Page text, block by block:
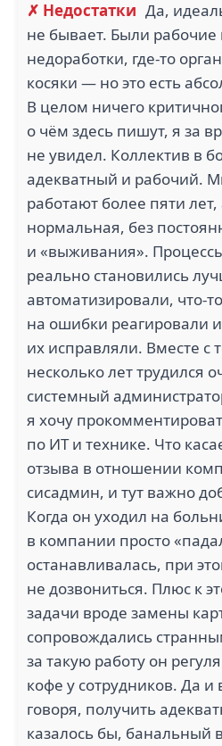
✗ Недостатки Да,
не бывает. Были рабочие
недоработки, где-то
косяки — но это есть
В целом ничего
о чём здесь пишут, я за
не увидел. Коллектив в
адекватный и рабочий.
работают более пяти
нормальная, без
и «выживания».
реально становились
автоматизировали, что-
на ошибки реагировали
их исправляли. Вместе с
несколько лет трудился
системный
я хочу
по ИТ и технике. Что
отзыва в отношении
сисадмин, и тут важно
Когда он уходил на
в компании просто
останавливалась, при
не дозвониться. Плюс к
задачи вроде замены
сопровождались
за такую работу он
кофе у сотрудников. Да
говоря, получить
казалось бы, банальный